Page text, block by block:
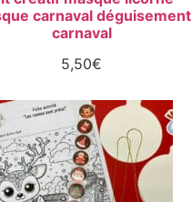
carnaval déguisement
carnaval
5,50€